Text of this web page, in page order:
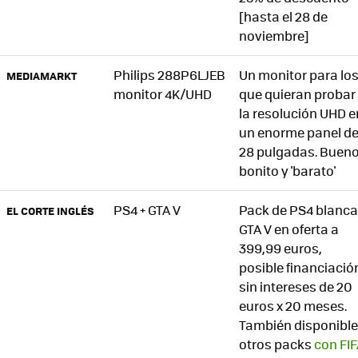
[hasta el 28 de
noviembre]
MEDIAMARKT
Philips 288P6LJEB
monitor 4K/UHD
Un monitor para los
que quieran probar
la resolución UHD
un enorme panel de
28 pulgadas.
bonito y 'barato'
EL CORTE INGLÉS PS4 + GTA V
Pack de PS4
GTA V en oferta a
399,99 euros,
posible
sin intereses de 20
euros x 20 meses.
También
otros packscon